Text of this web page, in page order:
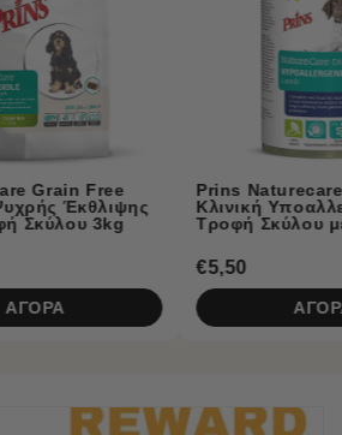
Naturecare Diet
Υποαλλεργική Υγρή
Σκύλου με Αρνί 375gr